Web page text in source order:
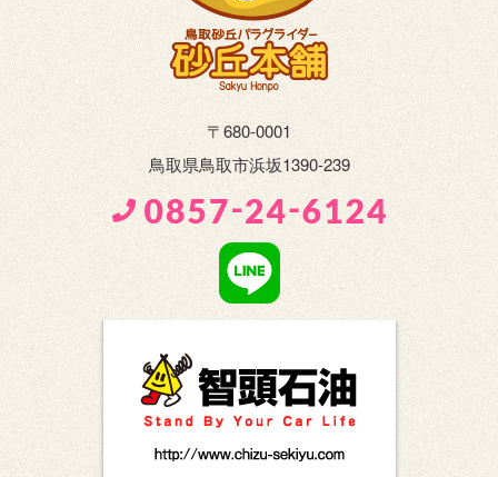
〒680-0001
鳥取県鳥取市浜坂1390-239